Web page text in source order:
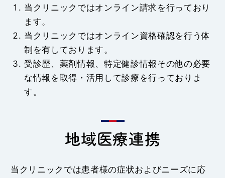
当クリニックではオンライン請求を行っており
ます。
当クリニックではオンライン資格確認を行う体
制を有しております。
受診歴、薬剤情報、特定健診情報その他の必要
な情報を取得・活用して診療を行っておりま
す。
地域医療連携
当クリニックでは患者様の症状およびニーズに応